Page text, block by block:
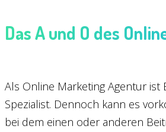
Das A und O des
Als Online Marketing Agentur ist
Spezialist. Dennoch kann es
bei dem einen oder anderen